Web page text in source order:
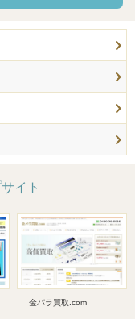
イト
金パラ買取.com